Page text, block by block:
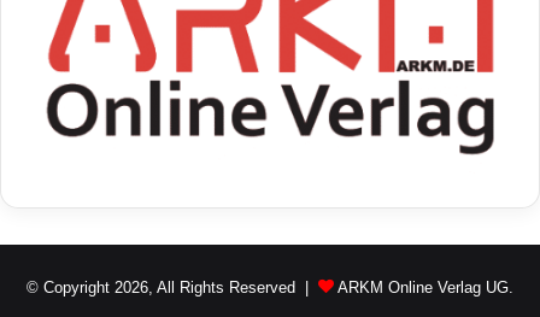
© Copyright 2026, All Rights Reserved | ARKM Online Verlag UG.